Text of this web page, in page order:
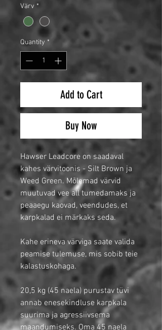
Värv *
Quantity *
Add to Cart
Buy Now
Hawser Leadcore on saadaval
kahes värvitoonis - Silt Brown ja
Weed Green. Mõlemad värvid
muutuvad vee all tumedamaks ja
peaaegu kaovad, veendudes, et
karpkalad ei märkaks seda.
Kahe erineva värviga saate valida
peamise tulemuse, mis sobib teie
kalastuskohaga.
20,5 kg (45 naela) purustav tüvi
annab enesekindluse karpkala
suurima ja agressiivsema
maandumiseks. Oma 45 naela